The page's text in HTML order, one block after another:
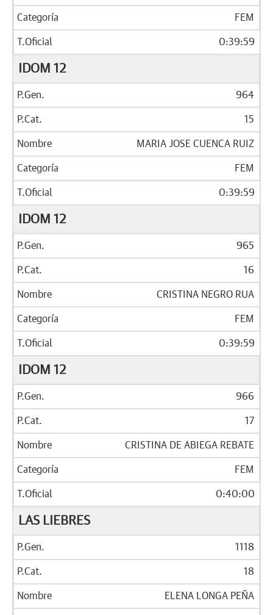
FEM
0:39:59
IDOM 12
964
15
MARIA JOSE CUENCA RUIZ
FEM
0:39:59
IDOM 12
965
16
CRISTINA NEGRO RUA
FEM
0:39:59
IDOM 12
966
17
CRISTINA DE ABIEGA REBATE
FEM
0:40:00
LAS LIEBRES
1118
18
ELENA LONGA PEÑA